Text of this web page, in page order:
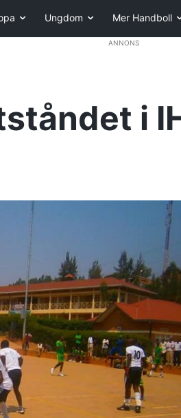
Ungdom Mer Handboll
ANNONS
i